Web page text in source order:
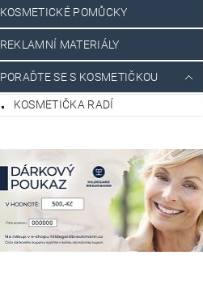
KOSMETICKÉ POMŮCKY
REKLAMNÍ MATERIÁLY
PORAĎTE SE S KOSMETIČKOU
KOSMETIČKA RADÍ